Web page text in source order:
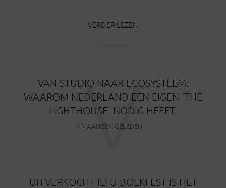
VERDER LEZEN
VAN STUDIO NAAR ECOSYSTEEM:
WAAROM NEDERLAND EEN EIGEN ‘THE
LIGHTHOUSE’ NODIG HEEFT.
6 MAANDEN GELEDEN
V
UITVERKOCHT ILFU BOEKFEST IS HET